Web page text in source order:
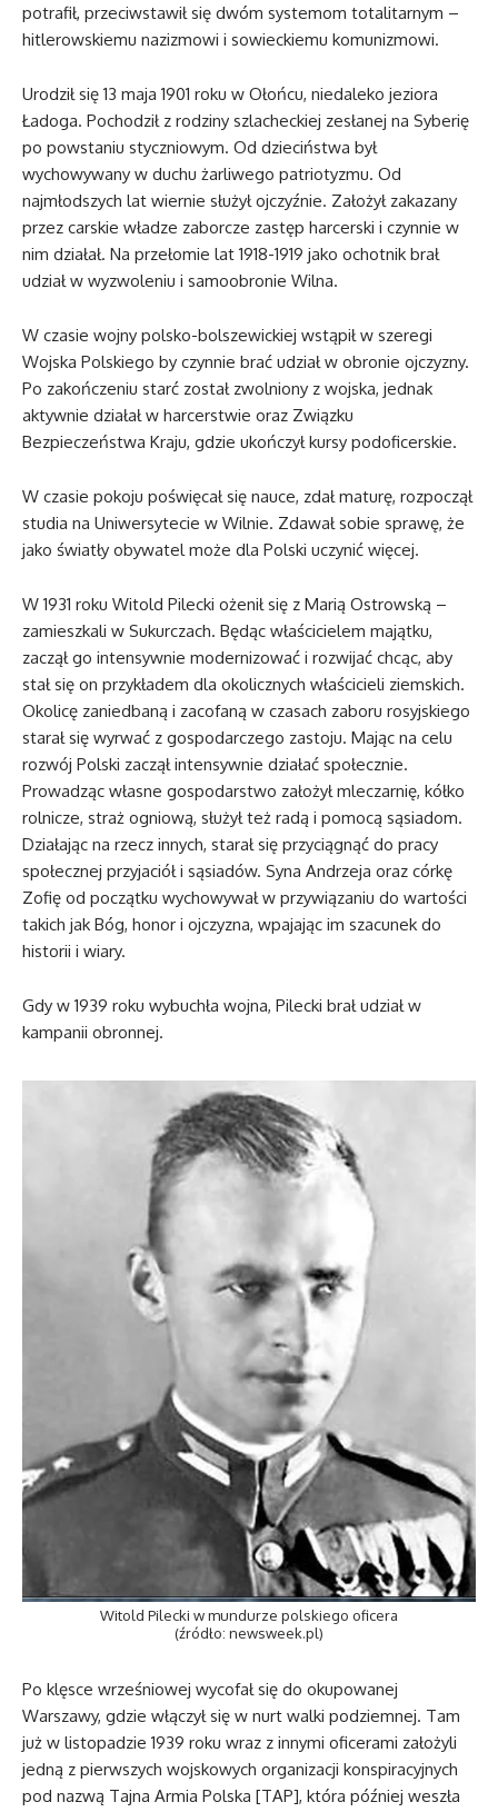
potrafił, przeciwstawił się dwóm systemom totalitarnym –
hitlerowskiemu nazizmowi i sowieckiemu komunizmowi.
Urodził się 13 maja 1901 roku w Ołońcu, niedaleko jeziora
Ładoga. Pochodził z rodziny szlacheckiej zesłanej na Syberię
po powstaniu styczniowym. Od dzieciństwa był
wychowywany w duchu żarliwego patriotyzmu. Od
najmłodszych lat wiernie służył ojczyźnie. Założył zakazany
przez carskie władze zaborcze zastęp harcerski i czynnie w
nim działał. Na przełomie lat 1918-1919 jako ochotnik brał
udział w wyzwoleniu i samoobronie Wilna.
W czasie wojny polsko-bolszewickiej wstąpił w szeregi
Wojska Polskiego by czynnie brać udział w obronie ojczyzny.
Po zakończeniu starć został zwolniony z wojska, jednak
aktywnie działał w harcerstwie oraz Związku
Bezpieczeństwa Kraju, gdzie ukończył kursy podoficerskie.
W czasie pokoju poświęcał się nauce, zdał maturę, rozpoczął
studia na Uniwersytecie w Wilnie. Zdawał sobie sprawę, że
jako światły obywatel może dla Polski uczynić więcej.
W 1931 roku Witold Pilecki ożenił się z Marią Ostrowską –
zamieszkali w Sukurczach. Będąc właścicielem majątku,
zaczął go intensywnie modernizować i rozwijać chcąc, aby
stał się on przykładem dla okolicznych właścicieli ziemskich.
Okolicę zaniedbaną i zacofaną w czasach zaboru rosyjskiego
starał się wyrwać z gospodarczego zastoju. Mając na celu
rozwój Polski zaczął intensywnie działać społecznie.
Prowadząc własne gospodarstwo założył mleczarnię, kółko
rolnicze, straż ogniową, służył też radą i pomocą sąsiadom.
Działając na rzecz innych, starał się przyciągnąć do pracy
społecznej przyjaciół i sąsiadów. Syna Andrzeja oraz córkę
Zofię od początku wychowywał w przywiązaniu do wartości
takich jak Bóg, honor i ojczyzna, wpajając im szacunek do
historii i wiary.
Gdy w 1939 roku wybuchła wojna, Pilecki brał udział w
kampanii obronnej.
Witold Pilecki w mundurze polskiego oficera
(źródło: newsweek.pl)
Po klęsce wrześniowej wycofał się do okupowanej
Warszawy, gdzie włączył się w nurt walki podziemnej. Tam
już w listopadzie 1939 roku wraz z innymi oficerami założyli
jedną z pierwszych wojskowych organizacji konspiracyjnych
pod nazwą Tajna Armia Polska [TAP], która później weszła